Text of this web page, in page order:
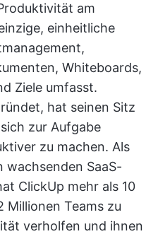
am
einheitliche
Whiteboards,
Ziele umfasst.
hat seinen Sitz
zur Aufgabe
zu machen. Als
wachsenden SaaS-
ClickUp mehr als 10
Millionen Teams zu
verholfen und ihnen